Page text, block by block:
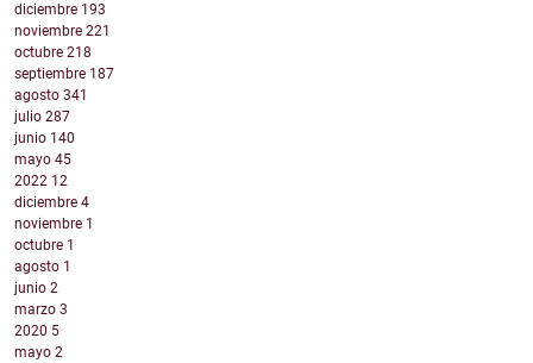
diciembre 193
noviembre 221
octubre 218
septiembre 187
agosto 341
julio 287
junio 140
mayo 45
2022 12
diciembre 4
noviembre 1
octubre 1
agosto 1
junio 2
marzo 3
2020 5
mayo 2